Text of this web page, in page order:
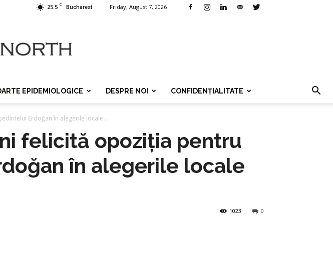
25.5 C Bucharest Friday, August 7, 2026
EPIDEMIOLOGICE DESPRE NOI CONFIDENȚIALITATE
Erdoğan în alegerile locale...
felicită opoziția pentru
în alegerile locale
0
1023